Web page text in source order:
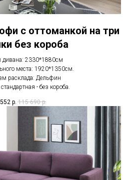
с оттоманкой на три
без короба
дивана: 2330*1880см
места: 1920*1350см.
расклада: Дельфин
- без короба.
р. 115 690 р.